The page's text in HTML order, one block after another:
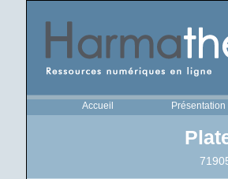
Accueil Présentation